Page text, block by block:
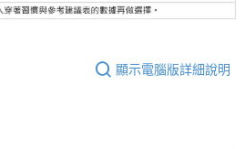
顯示電腦版詳細說明